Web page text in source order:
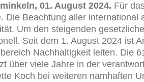
01. August 2024. Für
Die Beachtung aller international
Um den steigenden
Seit dem 1. August 2024 ist
Nachhaltigkeit leiten. Die
über viele Jahre in der
Koch bei weiteren namhaften